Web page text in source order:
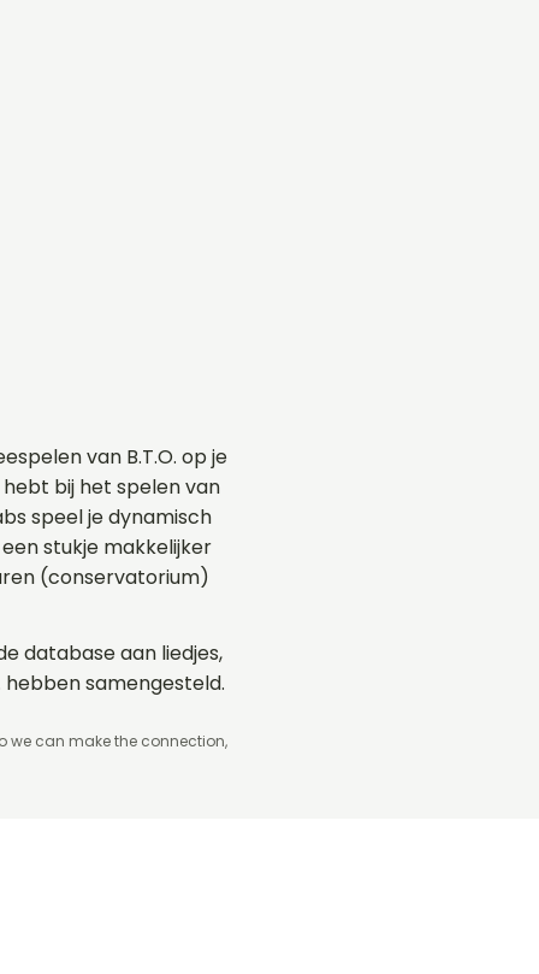
van B.T.O. op je
bij het spelen van
speel je dynamisch
stukje makkelijker
(conservatorium)
database aan liedjes,
hebben samengesteld.
we can make the connection,